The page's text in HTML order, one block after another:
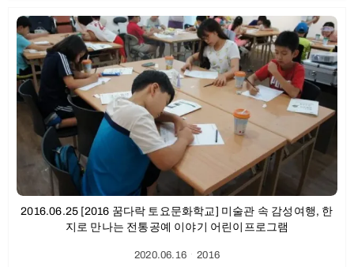
2016.06.25 [2016 꿈다락 토요문화학교] 미술관 속 감성여행, 한
지로 만나는 전통공예 이야기 어린이프로그램
2020.06.16ㆍ2016